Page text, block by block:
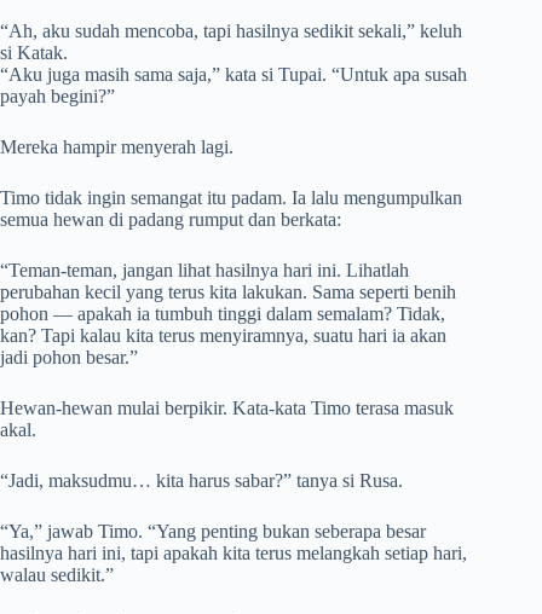
“Ah, aku sudah mencoba, tapi hasilnya sedikit sekali,” keluh
si Katak.
“Aku juga masih sama saja,” kata si Tupai. “Untuk apa susah
payah begini?”
Mereka hampir menyerah lagi.
Timo tidak ingin semangat itu padam. Ia lalu mengumpulkan
semua hewan di padang rumput dan berkata:
“Teman-teman, jangan lihat hasilnya hari ini. Lihatlah
perubahan kecil yang terus kita lakukan. Sama seperti benih
pohon — apakah ia tumbuh tinggi dalam semalam? Tidak,
kan? Tapi kalau kita terus menyiramnya, suatu hari ia akan
jadi pohon besar.”
Hewan-hewan mulai berpikir. Kata-kata Timo terasa masuk
akal.
“Jadi, maksudmu… kita harus sabar?” tanya si Rusa.
“Ya,” jawab Timo. “Yang penting bukan seberapa besar
hasilnya hari ini, tapi apakah kita terus melangkah setiap hari,
walau sedikit.”